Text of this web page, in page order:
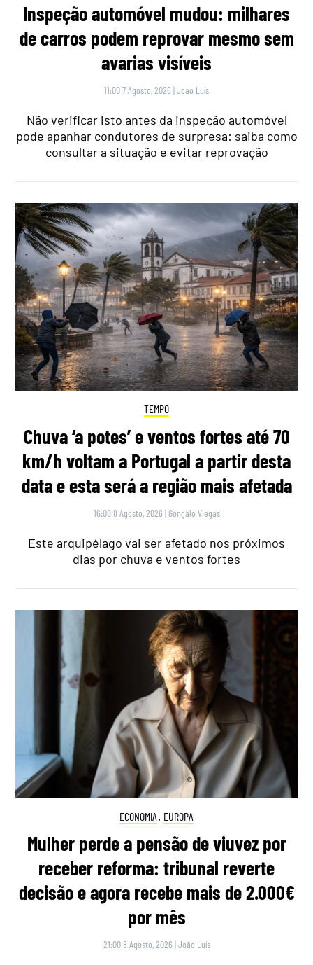
Inspeção automóvel mudou: milhares
de carros podem reprovar mesmo sem
avarias visíveis
11:00 7 Agosto, 2026 |João Luís
Não verificar isto antes da inspeção automóvel
pode apanhar condutores de surpresa: saiba como
consultar a situação e evitar reprovação
TEMPO
Chuva ‘a potes’ e ventos fortes até 70
km/h voltam a Portugal a partir desta
data e esta será a região mais afetada
16:00 8 Agosto, 2026 | Gonçalo Viegas
Este arquipélago vai ser afetado nos próximos
dias por chuva e ventos fortes
ECONOMIA , EUROPA
Mulher perde a pensão de viuvez por
receber reforma: tribunal reverte
decisão e agora recebe mais de 2.000€
por mês
21:00 8 Agosto, 2026 |João Luís